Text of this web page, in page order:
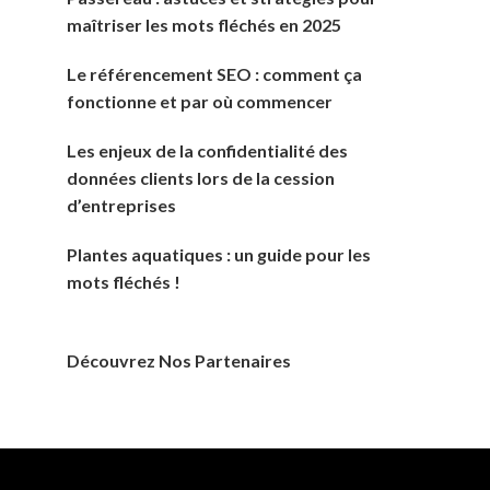
maîtriser les mots fléchés en 2025
Le référencement SEO : comment ça
fonctionne et par où commencer
Les enjeux de la confidentialité des
données clients lors de la cession
d’entreprises
Plantes aquatiques : un guide pour les
mots fléchés !
Découvrez Nos Partenaires